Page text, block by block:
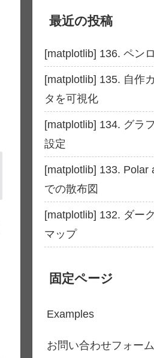
最近の投稿
[matplotlib] 136. ペン
[matplotlib] 135. 自作
タを可視化
[matplotlib] 134. グラ
設定
[matplotlib] 133. Polar
での散布図
[matplotlib] 132. ダー
マップ
固定ページ
Examples
お問い合わせフォーム